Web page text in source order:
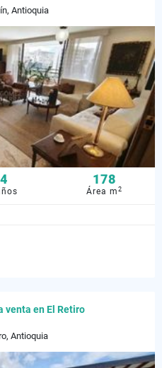
Antioquia
4 178
Área m2
venta en El Retiro
Antioquia